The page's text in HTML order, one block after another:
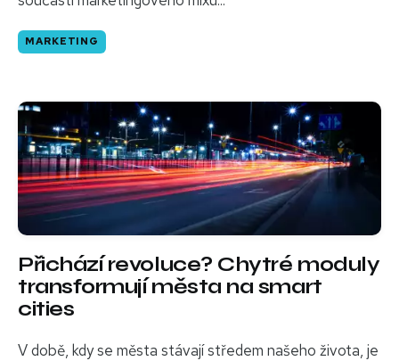
MARKETING
Přichází revoluce? Chytré moduly
transformují města na smart
cities
V době, kdy se města stávají středem našeho života, je